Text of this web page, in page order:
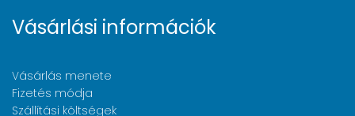
Vásárlási információk
Vásárlás menete
Fizetés módja
Szállítási költségek